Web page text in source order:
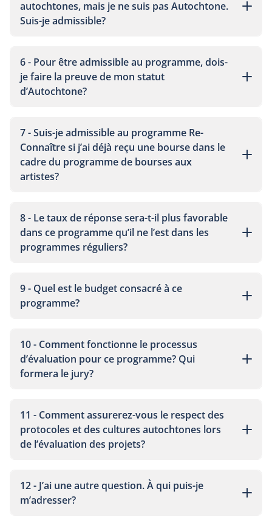
autochtones, mais je ne suis pas Autochtone.
Suis-je admissible?
6 - Pour être admissible au programme, dois-
je faire la preuve de mon statut
d’Autochtone?
7 - Suis-je admissible au programme Re-
Connaître si j’ai déjà reçu une bourse dans le
cadre du programme de bourses aux
artistes?
8 - Le taux de réponse sera-t-il plus favorable
dans ce programme qu’il ne l’est dans les
programmes réguliers?
9 - Quel est le budget consacré à ce
programme?
10 - Comment fonctionne le processus
d’évaluation pour ce programme? Qui
formera le jury?
11 - Comment assurerez-vous le respect des
protocoles et des cultures autochtones lors
de l’évaluation des projets?
12 - J’ai une autre question. À qui puis-je
m’adresser?